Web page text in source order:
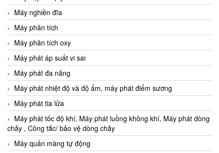
Máy nghiền đĩa
Máy phân tích
Máy phân tích oxy
Máy phát áp suất vi sai
Máy phát đa năng
Máy phát nhiệt độ và độ ẩm, máy phát điểm sương
Máy phát tia lửa
Máy phát tốc độ khí, Máy phát luồng không khí, Máy phát dòng
chảy , Công tắc/ bảo vệ dòng chảy
Máy quấn màng tự động